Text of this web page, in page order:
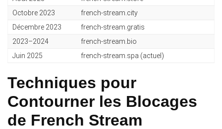
Octobre 2023
french-stream.city
Décembre 2023
french-stream.gratis
2023–2024
french-stream.bio
Juin 2025
french-stream.spa (actuel)
Techniques pour
Contourner les Blocages
de French Stream